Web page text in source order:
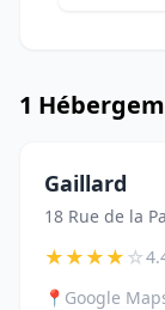
1
Gaillard
18 Rue de la
★★★★☆
📍 Google